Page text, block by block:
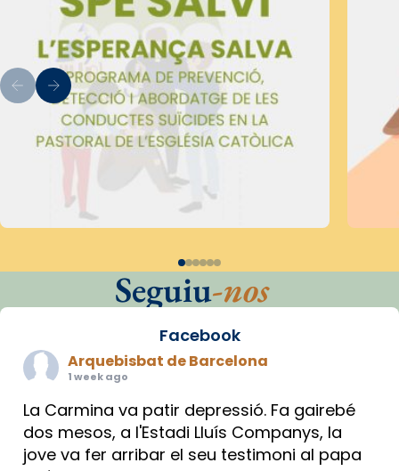
Seguiu-nos
Facebook
Arquebisbat de Barcelona
1 week ago
La Carmina va patir depressió. Fa gairebé
dos mesos, a l'Estadi Lluís Companys, la
jove va fer arribar el seu testimoni al papa